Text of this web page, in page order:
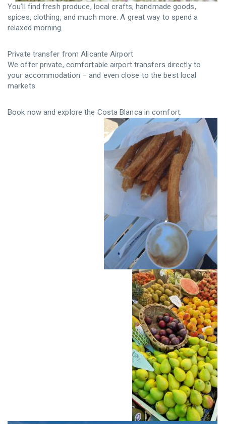
You’ll find fresh produce, local crafts, handmade goods,
spices, clothing, and much more. A great way to spend a
relaxed morning.
Private transfer from Alicante Airport
We offer private, comfortable airport transfers directly to
your accommodation – and even close to the best local
markets.
Book now and explore the Costa Blanca in comfort.